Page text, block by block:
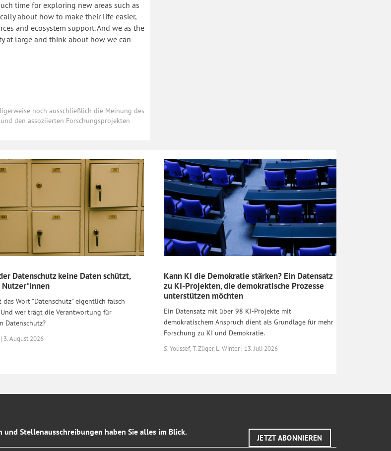
time for exploring new areas such as
about how to make their life easier,
and ecosystem support. And we as the
at large and think about how we can
noch ausschließlich die Meinung des
den assoziierten Forschungsprojekten
Datenschutz keine Daten schützt,
Nutzer*innen
das Wort "Datenschutz" eigentlich falsch
wer trägt die Verantwortung für
Datenschutz?
3. August 2026
Kann KI die Demokratie stärken? Ein Datensatz
zu KI-Projekten, die demokratische Prozesse
unterstützen möchten
Ein Datensatz mit über 98 KI-Projekte mit
demokratischem Anspruch dient als Grundlage für mehr
Forschung zu KI und Demokratie.
S. Youssef, T. Züger, L. Winter | 13. Juli 2026
Stellenausschreibungen haben Sie alles im Blick.
JETZT ABONNIEREN